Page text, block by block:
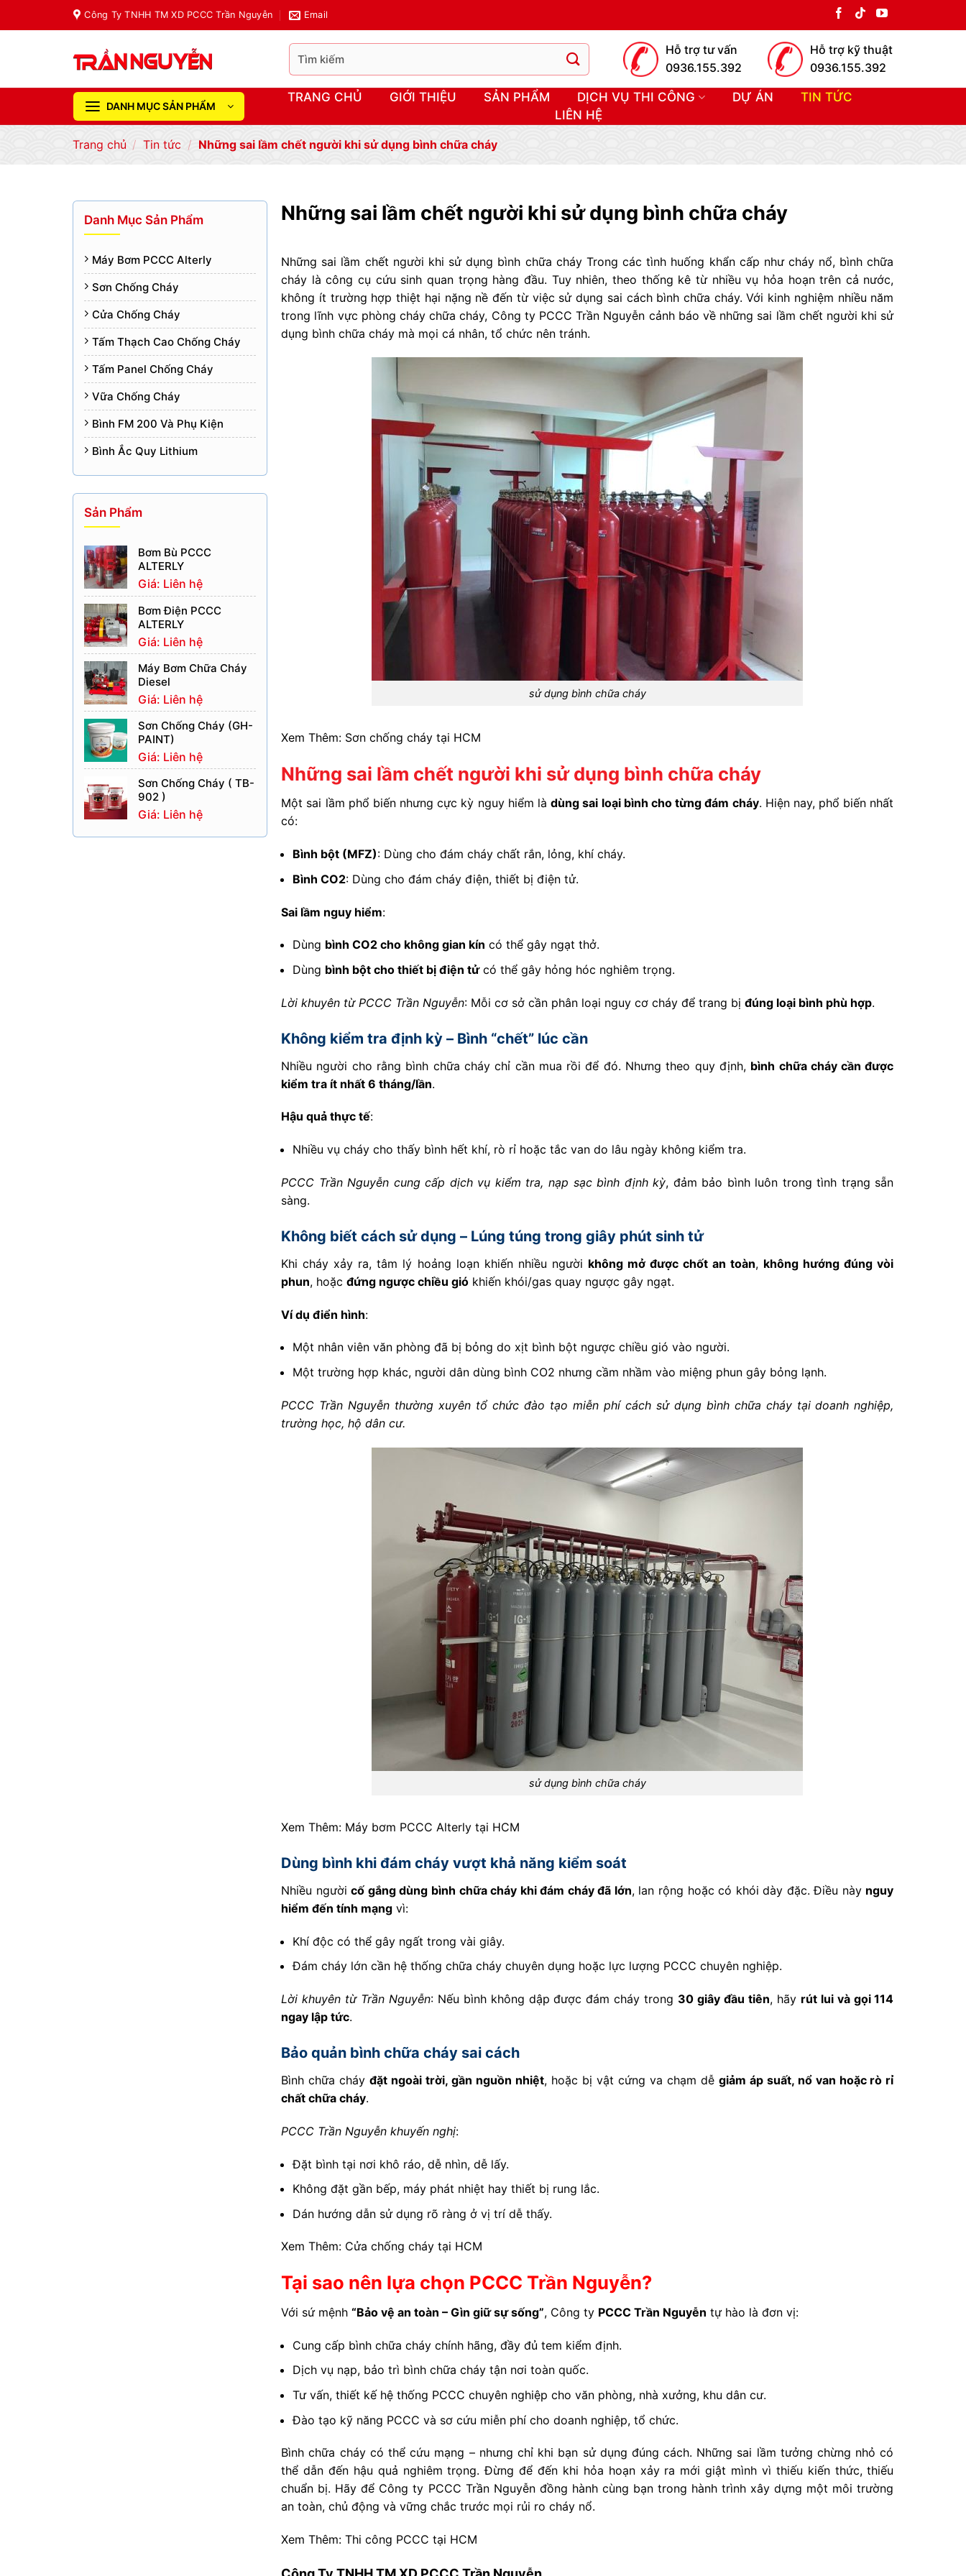
Công Ty TNHH TM XD PCCC Trần Nguyễn Email
Tìm
kiếm:
Hỗ trợ tư vấn
0936.155.392
Hỗ trợ kỹ thuật
0936.155.392
DANH MỤC SẢN PHẨM
TRANG CHỦ GIỚI THIỆU SẢN PHẨM DỊCH VỤ THI CÔNG DỰ ÁN
TIN TỨC
LIÊN HỆ
Trang chủ / Tin tức / Những sai lầm chết người khi sử dụng bình chữa cháy
Danh Mục Sản Phẩm
Máy Bơm PCCC Alterly
Sơn Chống Cháy
Cửa Chống Cháy
Tấm Thạch Cao Chống Cháy
Tấm Panel Chống Cháy
Vữa Chống Cháy
Bình FM 200 Và Phụ Kiện
Bình Ắc Quy Lithium
Sản Phẩm
Bơm Bù PCCC
ALTERLY
Giá: Liên hệ
Bơm Điện PCCC
ALTERLY
Giá: Liên hệ
Máy Bơm Chữa Cháy
Diesel
Giá: Liên hệ
Sơn Chống Cháy (GH-
PAINT)
Giá: Liên hệ
Sơn Chống Cháy ( TB-
902 )
Giá: Liên hệ
Những sai lầm chết người khi sử dụng bình chữa cháy
Những sai lầm chết người khi sử dụng bình chữa cháy Trong các tình huống khẩn cấp như cháy nổ, bình chữa
cháy là công cụ cứu sinh quan trọng hàng đầu. Tuy nhiên, theo thống kê từ nhiều vụ hỏa hoạn trên cả nước,
không ít trường hợp thiệt hại nặng nề đến từ việc sử dụng sai cách bình chữa cháy. Với kinh nghiệm nhiều năm
trong lĩnh vực phòng cháy chữa cháy, Công ty PCCC Trần Nguyễn cảnh báo về những sai lầm chết người khi sử
dụng bình chữa cháy mà mọi cá nhân, tổ chức nên tránh.
sử dụng bình chữa cháy
Xem Thêm: Sơn chống cháy tại HCM
Những sai lầm chết người khi sử dụng bình chữa cháy
Một sai lầm phổ biến nhưng cực kỳ nguy hiểm làdùng sai loại bình cho từng đám cháy. Hiện nay, phổ biến nhất
có:
Bình bột (MFZ): Dùng cho đám cháy chất rắn, lỏng, khí cháy.
Bình CO2: Dùng cho đám cháy điện, thiết bị điện tử.
Sai lầm nguy hiểm:
Dùng bình CO2 cho không gian kín có thể gây ngạt thở.
Dùng bình bột cho thiết bị điện tửcó thể gây hỏng hóc nghiêm trọng.
Lời khuyên từ PCCC Trần Nguyễn: Mỗi cơ sở cần phân loại nguy cơ cháy để trang bịđúng loại bình phù hợp.
Không kiểm tra định kỳ – Bình “chết” lúc cần
Nhiều người cho rằng bình chữa cháy chỉ cần mua rồi để đó. Nhưng theo quy định, bình chữa cháy cần được
kiểm tra ít nhất 6 tháng/lần.
Hậu quả thực tế:
Nhiều vụ cháy cho thấy bình hết khí, rò rỉ hoặc tắc van do lâu ngày không kiểm tra.
PCCC Trần Nguyễn cung cấp dịch vụ kiểm tra, nạp sạc bình định kỳ, đảm bảo bình luôn trong tình trạng sẵn
sàng.
Không biết cách sử dụng – Lúng túng trong giây phút sinh tử
Khi cháy xảy ra, tâm lý hoảng loạn khiến nhiều người không mở được chốt an toàn, không hướng đúng vòi
phun, hoặcđứng ngược chiều gió khiến khói/gas quay ngược gây ngạt.
Ví dụ điển hình:
Một nhân viên văn phòng đã bị bỏng do xịt bình bột ngược chiều gió vào người.
Một trường hợp khác, người dân dùng bình CO2 nhưng cầm nhầm vào miệng phun gây bỏng lạnh.
PCCC Trần Nguyễn thường xuyên tổ chức đào tạo miễn phí cách sử dụng bình chữa cháy tại doanh nghiệp,
trường học, hộ dân cư.
sử dụng bình chữa cháy
Xem Thêm: Máy bơm PCCC Alterly tại HCM
Dùng bình khi đám cháy vượt khả năng kiểm soát
Nhiều ngườicố gắng dùng bình chữa cháy khi đám cháy đã lớn, lan rộng hoặc có khói dày đặc. Điều này nguy
hiểm đến tính mạng vì:
Khí độc có thể gây ngất trong vài giây.
Đám cháy lớn cần hệ thống chữa cháy chuyên dụng hoặc lực lượng PCCC chuyên nghiệp.
Lời khuyên từ Trần Nguyễn: Nếu bình không dập được đám cháy trong 30 giây đầu tiên, hãy rút lui và gọi 114
ngay lập tức.
Bảo quản bình chữa cháy sai cách
Bình chữa cháyđặt ngoài trời, gần nguồn nhiệt, hoặc bị vật cứng va chạm dễ giảm áp suất, nổ van hoặc rò rỉ
chất chữa cháy.
PCCC Trần Nguyễn khuyến nghị:
Đặt bình tại nơi khô ráo, dễ nhìn, dễ lấy.
Không đặt gần bếp, máy phát nhiệt hay thiết bị rung lắc.
Dán hướng dẫn sử dụng rõ ràng ở vị trí dễ thấy.
Xem Thêm: Cửa chống cháy tại HCM
Tại sao nên lựa chọn PCCC Trần Nguyễn?
Với sứ mệnh“Bảo vệ an toàn – Gìn giữ sự sống”, Công ty PCCC Trần Nguyễn tự hào là đơn vị:
Cung cấp bình chữa cháy chính hãng, đầy đủ tem kiểm định.
Dịch vụ nạp, bảo trì bình chữa cháy tận nơi toàn quốc.
Tư vấn, thiết kế hệ thống PCCC chuyên nghiệp cho văn phòng, nhà xưởng, khu dân cư.
Đào tạo kỹ năng PCCC và sơ cứu miễn phí cho doanh nghiệp, tổ chức.
Bình chữa cháy có thể cứu mạng – nhưng chỉ khi bạn sử dụng đúng cách. Những sai lầm tưởng chừng nhỏ có
thể dẫn đến hậu quả nghiêm trọng. Đừng để đến khi hỏa hoạn xảy ra mới giật mình vì thiếu kiến thức, thiếu
chuẩn bị. Hãy để Công ty PCCC Trần Nguyễn đồng hành cùng bạn trong hành trình xây dựng một môi trường
an toàn, chủ động và vững chắc trước mọi rủi ro cháy nổ.
Xem Thêm:Thi công PCCC tại HCM